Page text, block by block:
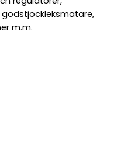
godstjockleksmätare,
m.m.